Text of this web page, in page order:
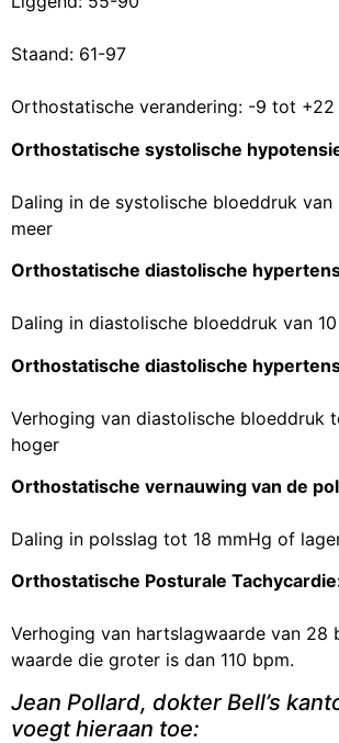
Staand: 61-97
Orthostatische verandering: -9 tot +22
Orthostatische systolische
Daling in de systolische bloeddruk
meer
Orthostatische diastolische
Daling in diastolische bloeddruk van
Orthostatische diastolische
Verhoging van diastolische bloeddruk
hoger
Orthostatische vernauwing van de
Daling in polsslag tot 18 mmHg of
Orthostatische Posturale
Verhoging van hartslagwaarde van 28
waarde die groter is dan 110 bpm.
Jean Pollard, dokter Bell’s
voegt hieraan toe: